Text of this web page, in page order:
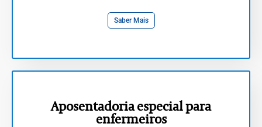
Saber Mais
Aposentadoria especial para
enfermeiros